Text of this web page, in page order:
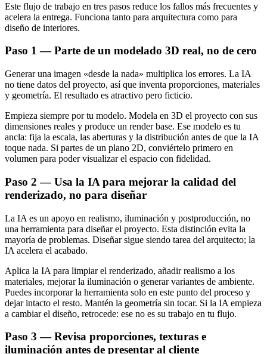
Este flujo de trabajo en tres pasos reduce los fallos más frecuentes y
acelera la entrega. Funciona tanto para arquitectura como para
diseño de interiores.
Paso 1 — Parte de un modelado 3D real, no de cero
Generar una imagen «desde la nada» multiplica los errores. La IA
no tiene datos del proyecto, así que inventa proporciones, materiales
y geometría. El resultado es atractivo pero ficticio.
Empieza siempre por tu modelo. Modela en 3D el proyecto con sus
dimensiones reales y produce un render base. Ese modelo es tu
ancla: fija la escala, las aberturas y la distribución antes de que la IA
toque nada. Si partes de un plano 2D, conviértelo primero en
volumen para poder visualizar el espacio con fidelidad.
Paso 2 — Usa la IA para mejorar la calidad del
renderizado, no para diseñar
La IA es un apoyo en realismo, iluminación y postproducción, no
una herramienta para diseñar el proyecto. Esta distinción evita la
mayoría de problemas. Diseñar sigue siendo tarea del arquitecto; la
IA acelera el acabado.
Aplica la IA para limpiar el renderizado, añadir realismo a los
materiales, mejorar la iluminación o generar variantes de ambiente.
Puedes incorporar la herramienta solo en este punto del proceso y
dejar intacto el resto. Mantén la geometría sin tocar. Si la IA empieza
a cambiar el diseño, retrocede: ese no es su trabajo en tu flujo.
Paso 3 — Revisa proporciones, texturas e
iluminación antes de presentar al cliente